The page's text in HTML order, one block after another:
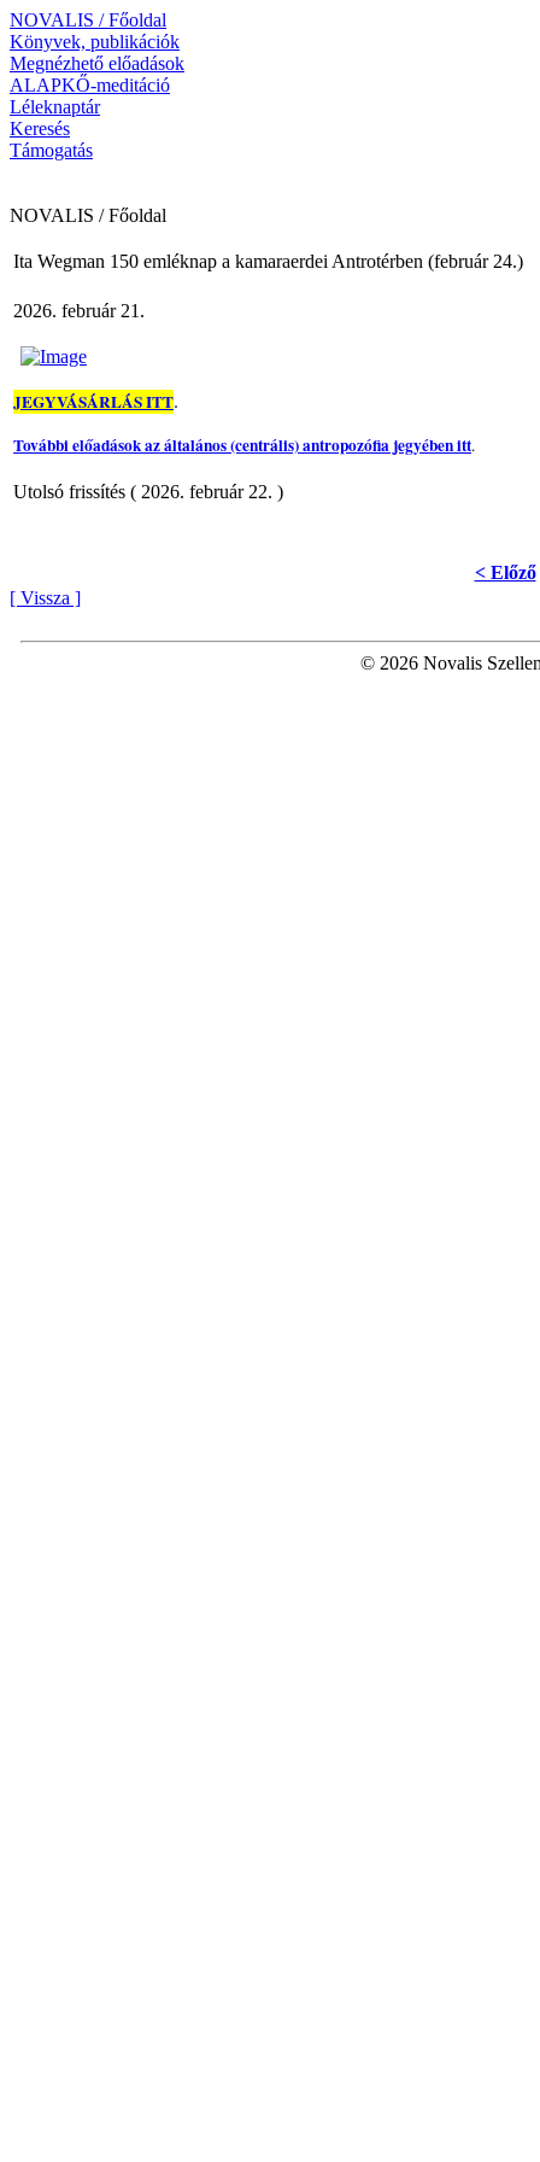
NOVALIS / Főoldal
Könyvek, publikációk
Megnézhető előadások
ALAPKŐ-meditáció
Léleknaptár
Keresés
Támogatás
NOVALIS / Főoldal
Ita Wegman 150 emléknap a kamaraerdei Antrotérben (február 24.)
2026. február 21.
JEGYVÁSÁRLÁS ITT.
További előadások az általános (centrális) antropozófia jegyében itt.
Utolsó frissítés ( 2026. február 22. )
< Előző
[ Vissza ]
© 2026 Novalis